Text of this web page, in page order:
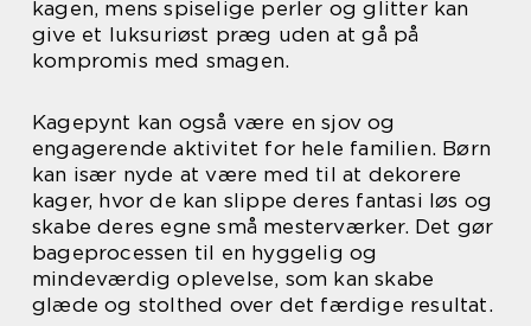
kagen, mens spiselige perler og glitter kan
give et luksuriøst præg uden at gå på
kompromis med smagen.
Kagepynt kan også være en sjov og
engagerende aktivitet for hele familien. Børn
kan især nyde at være med til at dekorere
kager, hvor de kan slippe deres fantasi løs og
skabe deres egne små mesterværker. Det gør
bageprocessen til en hyggelig og
mindeværdig oplevelse, som kan skabe
glæde og stolthed over det færdige resultat.